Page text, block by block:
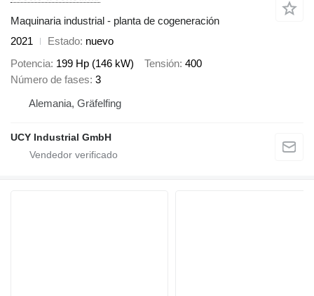
Maquinaria industrial - planta de cogeneración
2021
Estado nuevo
Potencia 199 Hp (146 kW) Tensión 400
Número de fases 3
Alemania, Gräfelfing
UCY Industrial GmbH